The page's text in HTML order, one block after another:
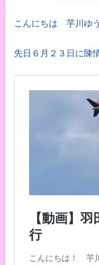
こんにちは 芋川ゆう
先日６月２３日に陳